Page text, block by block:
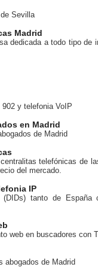
Sevilla
Madrid
dedicada a todo tipo de
y telefonia VoIP
en Madrid
de Madrid
telefónicas de
del mercado.
IP
(DIDs) tanto de
web en buscadores con
abogados de Madrid